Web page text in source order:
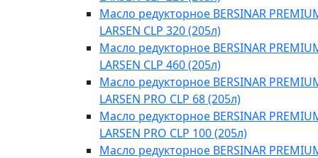
Масло редукторное BERSINAR
LARSEN CLP 320 (205л)
Масло редукторное BERSINAR
LARSEN CLP 460 (205л)
Масло редукторное BERSINAR
LARSEN PRO CLP 68 (205л)
Масло редукторное BERSINAR
LARSEN PRO CLP 100 (205л)
Масло редукторное BERSINAR